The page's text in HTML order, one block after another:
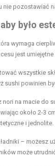
nie pozostawiać
było
wymaga
jest
wszystkie
sushi powinien
na macie do
około 2-3
i jednolite.
– możesz
może